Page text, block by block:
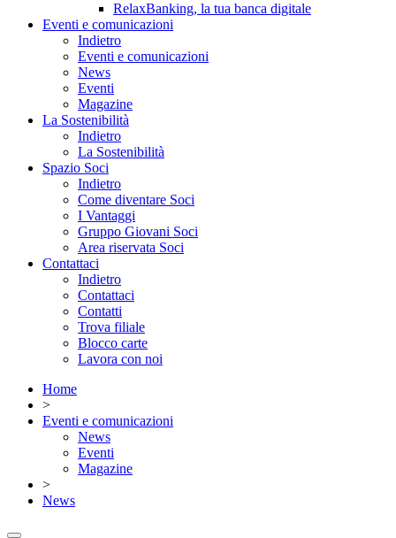
RelaxBanking, la tua banca digitale
Eventi e comunicazioni
Indietro
Eventi e comunicazioni
News
Eventi
Magazine
La Sostenibilità
Indietro
La Sostenibilità
Spazio Soci
Indietro
Come diventare Soci
I Vantaggi
Gruppo Giovani Soci
Area riservata Soci
Contattaci
Indietro
Contattaci
Contatti
Trova filiale
Blocco carte
Lavora con noi
Home
>
Eventi e comunicazioni
News
Eventi
Magazine
>
News